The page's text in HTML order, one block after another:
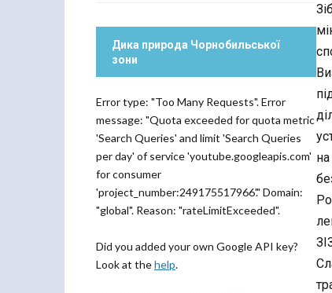
Дика природа Чорнобильської
зони
Error type: "Too Many Requests". Error
message: "Quota exceeded for quota metric
'Search Queries' and limit 'Search Queries
per day' of service 'youtube.googleapis.com'
for consumer
'project_number:249175517966'." Domain:
"global". Reason: "rateLimitExceeded".
Did you added your own Google API key?
Look at thehelp.